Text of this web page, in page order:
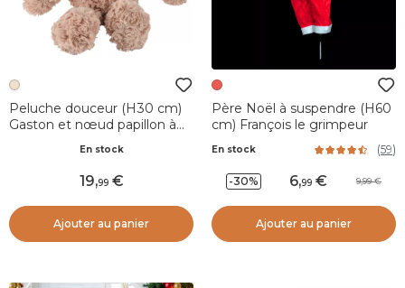
Peluche douceur (H30 cm)
Gaston et nœud papillon à
En stock
19,99
Ajouter au panier
Père Noël à suspendre (H60
cm) François le grimpeur
En stock (59)
-30% 6,99 9,99
Ajouter au panier